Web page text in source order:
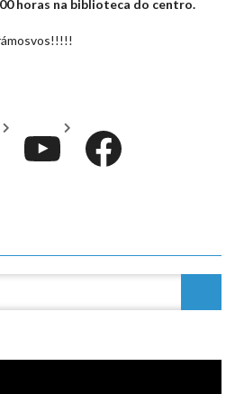
horas na biblioteca do centro.
Instagram
YouTube